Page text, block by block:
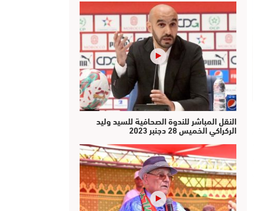
النقل المباشر للندوة الصحافية للسيد وليد
الركراكي الخميس 28 دجنبر 2023